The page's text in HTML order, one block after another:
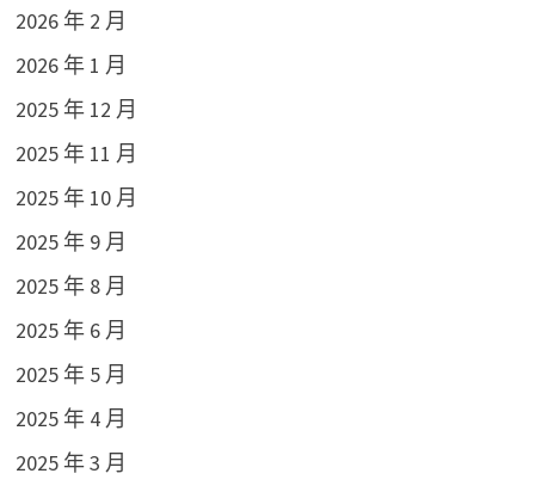
2026 年 2 月
2026 年 1 月
2025 年 12 月
2025 年 11 月
2025 年 10 月
2025 年 9 月
2025 年 8 月
2025 年 6 月
2025 年 5 月
2025 年 4 月
2025 年 3 月